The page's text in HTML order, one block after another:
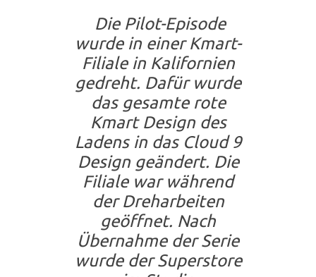
Die Pilot-Episode
wurde in einer Kmart-
Filiale in Kalifornien
gedreht. Dafür wurde
das gesamte rote
Kmart Design des
Ladens in das Cloud 9
Design geändert. Die
Filiale war während
der Dreharbeiten
geöffnet. Nach
Übernahme der Serie
wurde der Superstore